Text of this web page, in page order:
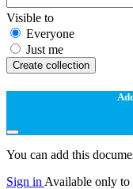
Visible to
Everyone
Just me
Create collection
You can add this
Sign in Available only to